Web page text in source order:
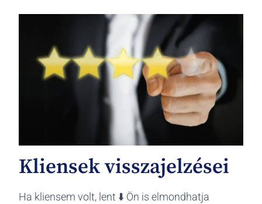
Kliensek visszajelzései
Ha kliensem volt, lent ⬇️ Ön is elmondhatja